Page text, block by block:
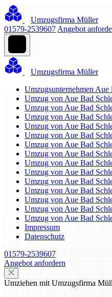
Umzugsfirma Müller
01579-2539607 Angebot
Umzugsfirma Müller
Umzugsunternehmen Aue
Umzug von Aue Bad
Umzug von Aue Bad
Umzug von Aue Bad
Umzug von Aue Bad
Umzug von Aue Bad
Umzug von Aue Bad
Umzug von Aue Bad
Umzug von Aue Bad
Umzug von Aue Bad
Umzug von Aue Bad
Umzug von Aue Bad
Umzug von Aue Bad
Umzug von Aue Bad
Umzug von Aue Bad
Impressum
Datenschutz
01579-2539607
Angebot anfordern
Umziehen mit Umzugsfirma